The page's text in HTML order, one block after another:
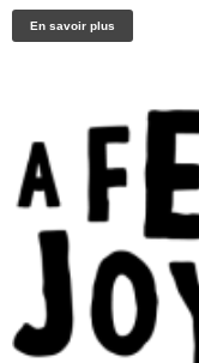
En savoir plus